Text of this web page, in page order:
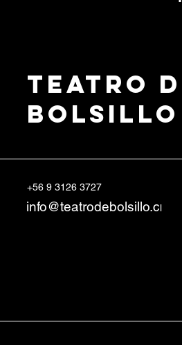
Teatro
Bolsillo
+56 9 3126 3727
info@teatrodebolsillo.cl